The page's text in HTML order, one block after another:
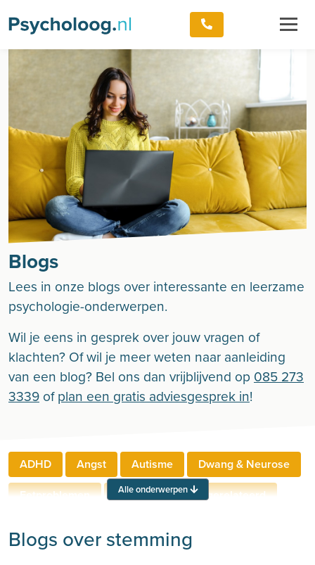
Blogs
Lees in onze blogs over interessante en leerzame
psychologie-onderwerpen.
Wil je eens in gesprek over jouw vragen of
klachten? Of wil je meer weten naar aanleiding
van een blog? Bel ons dan vrijblijvend op 085 273
3339 ofplan een gratis adviesgesprek in!
ADHD Angst Autisme
Dwang & Neurose
Eetproblemen
Relaties
Werkgerelateerd
Alle onderwerpen
Blogs over stemming